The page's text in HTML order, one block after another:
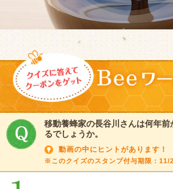
移動養蜂家の長谷川さんは何年
るでしょうか。
動画の中にヒントがあります！
※このクイズのスタンプ付与期限：11/